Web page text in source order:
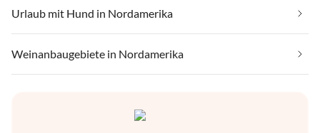
Urlaub mit Hund in Nordamerika
Weinanbaugebiete in Nordamerika